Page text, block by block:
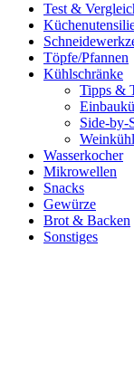
Test &
Töpfe/Pfannen
Kühlschränke
Tipps &
Side-by-
Wasserkocher
Mikrowellen
Snacks
Gewürze
Brot & Backen
Sonstiges